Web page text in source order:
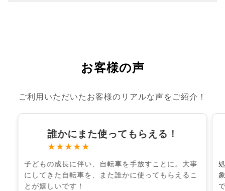
お客様の声
ご利用いただいたお客様のリアルな声をご紹介！
誰かにまた使ってもらえる！
★★★★★
子どもの成長に伴い、自転車を手放すことに。大事
にしてきた自転車を、また誰かに使ってもらえるこ
とが嬉しいです！